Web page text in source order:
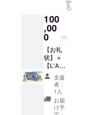
「行き
た
い！」
という
気持ち
が増す
と思い
ます。
※アン
ケート
結果は
集計・
公開い
ンの段
階で、
「星」
の形状
や太
さ、色
などを
調整さ
せてい
ただく
可能性
があり
ていた
だきま
す
（メー
ルが不
要な場
合は、
備考欄
にてお
知らせ
くださ
い）。
売り上
げは支
援者の
ものに
なりま
すが、
イベン
ト出店
にかか
る経費
も支援
者の負
記入く
ださ
い。
『星の
王子さ
ま』や
サン=テ
グジュ
ペリに
関連書
籍の版
元であ
グジュ
ペリに
ついて
の講演
会・読
書会・
勉強会
などの
ため
に、店
主を呼
ぶこと
す
る
100
,00
0 円
【お礼
状】＋
【L'Am
usette(
ラ・
ミュ
ゼッ
ト)：お
支援
者：
1人
お届
け予